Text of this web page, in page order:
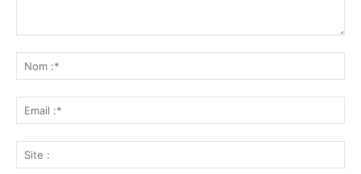
:*
:*
: